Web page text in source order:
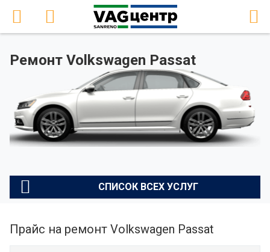
Ремонт Volkswagen Passat
СПИСОК ВСЕХ УСЛУГ
Прайс на ремонт Volkswagen Passat